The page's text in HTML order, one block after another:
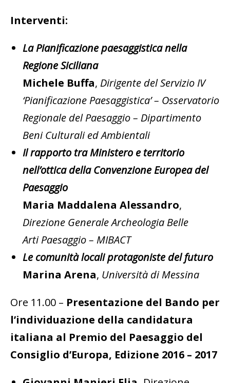
Interventi:
La Pianificazione paesaggistica nella
Regione Siciliana
Michele Buffa, Dirigente del Servizio IV
‘Pianificazione Paesaggistica’ – Osservatorio
Regionale del Paesaggio – Dipartimento
Beni Culturali ed Ambientali
Il rapporto tra Ministero e territorio
nell’ottica della Convenzione Europeadel
Paesaggio
Maria Maddalena Alessandro,
Direzione Generale Archeologia Belle
Arti Paesaggio – MIBACT
Le comunità locali protagoniste del futuro
Marina Arena, Università di Messina
Ore 11.00 – Presentazione del Bando per
l’individuazione della candidatura
italiana al Premio del Paesaggio del
Consiglio d’Europa, Edizione 2016 – 2017